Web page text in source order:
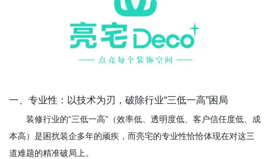
一、专业性：以技术为刃，破除行业“三低一高”困局
装修行业的“三低一高”（效率低、透明度低、客户信任度低、成
本高）是困扰装企多年的顽疾，而亮宅的专业性恰恰体现在对这三
道难题的精准破局上。